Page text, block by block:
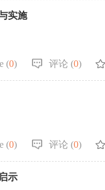
实施
(0) 评论 (0)
(0) 评论 (0)
示